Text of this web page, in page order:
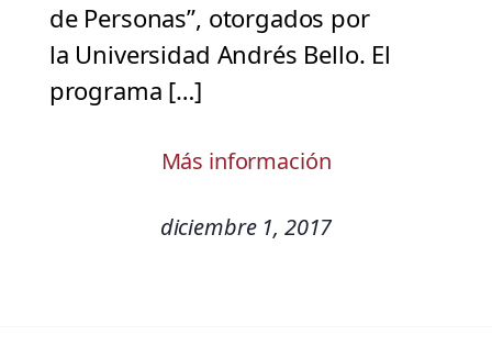
de Personas”, otorgados por
la Universidad Andrés Bello. El
programa […]
Más información
diciembre 1, 2017